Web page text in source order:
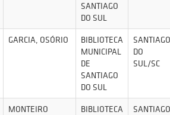
SANTIAGO
DO SUL
GARCIA, OSÓRIO
BIBLIOTECA
MUNICIPAL
DE
SANTIAGO
DO SUL
SANTIAGO
DO
SUL/SC
MONTEIRO
BIBLIOTECA
SANTIAGO